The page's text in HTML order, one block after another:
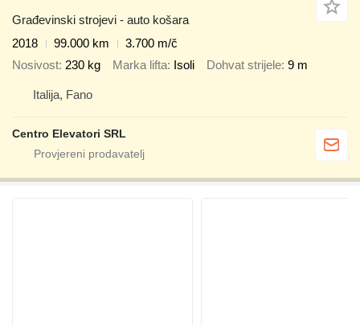
Građevinski strojevi - auto košara
2018
99.000 km
3.700 m/č
Nosivost 230 kg Marka lifta Isoli Dohvat strijele 9 m
Italija, Fano
Centro Elevatori SRL